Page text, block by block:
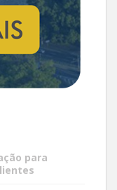
para